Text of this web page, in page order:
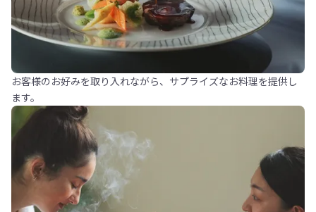
お客様のお好みを取り入れながら、サプライズなお料理を提供し
ます。